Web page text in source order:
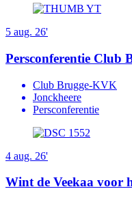
5 aug. 26'
Persconferentie Club
Club Brugge-KVK
Jonckheere
Persconferentie
4 aug. 26'
Wint de Veekaa voor